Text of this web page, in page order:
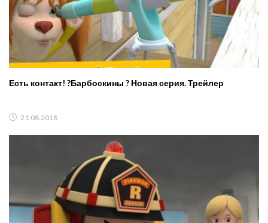
Есть контакт! ?Барбоскины ? Новая серия. Трейлер
21.08.2018